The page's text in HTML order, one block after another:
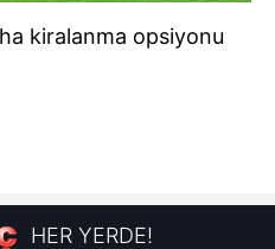
kiralanma opsiyonu
HER YERDE!